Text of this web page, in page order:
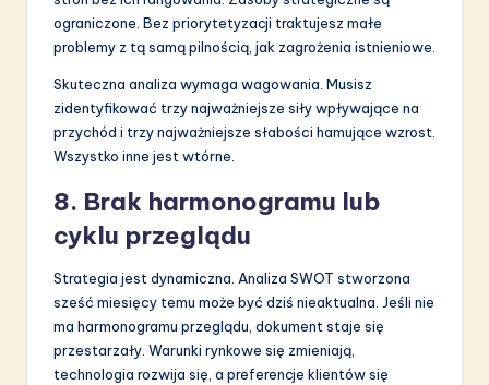
ograniczone. Bez priorytetyzacji traktujesz małe
problemy z tą samą pilnością, jak zagrożenia istnieniowe.
Skuteczna analiza wymaga wagowania. Musisz
zidentyfikować trzy najważniejsze siły wpływające na
przychód i trzy najważniejsze słabości hamujące wzrost.
Wszystko inne jest wtórne.
8. Brak harmonogramu lub
cyklu przeglądu
Strategia jest dynamiczna. Analiza SWOT stworzona
sześć miesięcy temu może być dziś nieaktualna. Jeśli nie
ma harmonogramu przeglądu, dokument staje się
przestarzały. Warunki rynkowe się zmieniają,
technologia rozwija się, a preferencje klientów się